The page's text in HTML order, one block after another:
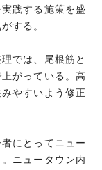
践する施策を盛
する。
では、尾根筋と
がっている。高
やすいよう修正
にとってニュー
ニュータウン内